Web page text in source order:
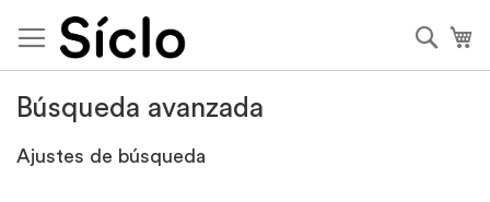
al
contenido
Búsqueda avanzada
Ajustes de búsqueda